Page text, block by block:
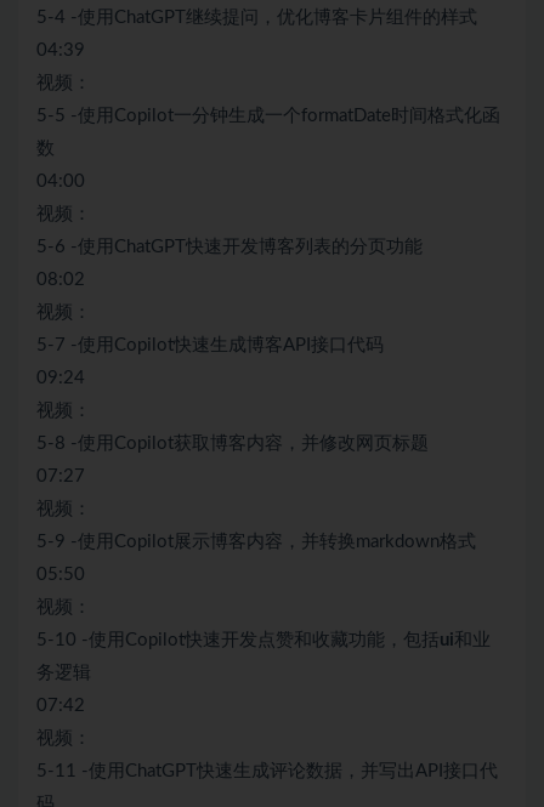
5-4 -使用ChatGPT继续提问，优化博客卡片组件的样式
04:39
视频：
5-5 -使用Copilot一分钟生成一个formatDate时间格式化函
数
04:00
视频：
5-6 -使用ChatGPT快速开发博客列表的分页功能
08:02
视频：
5-7 -使用Copilot快速生成博客API接口代码
09:24
视频：
5-8 -使用Copilot获取博客内容，并修改网页标题
07:27
视频：
5-9 -使用Copilot展示博客内容，并转换markdown格式
05:50
视频：
5-10 -使用Copilot快速开发点赞和收藏功能，包括ui和业
务逻辑
07:42
视频：
5-11 -使用ChatGPT快速生成评论数据，并写出API接口代